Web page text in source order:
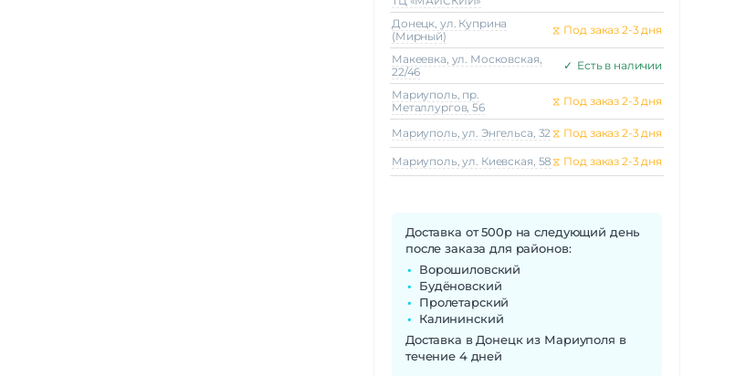
Донецк, ул. Куприна
(Мирный)
⧖ Под заказ 2-3 дня
Макеeвка, ул. Московская,
22/46
✓ Есть в наличии
Мариуполь, пр.
Металлургов, 56
⧖ Под заказ 2-3 дня
Мариуполь, ул. Энгельса, 32 ⧖ Под заказ 2-3 дня
Мариуполь, ул. Киевская, 58 ⧖ Под заказ 2-3 дня
Доставка от 500р на следующий день
после заказа для районов:
Ворошиловский
Будёновский
Пролетарский
Калининский
Доставка в Донецк из Мариуполя в
течение 4 дней